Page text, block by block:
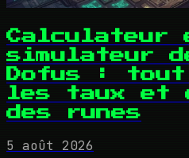
Calculateur
simulateur
Dofus :
les taux et
des runes
5 août 2026